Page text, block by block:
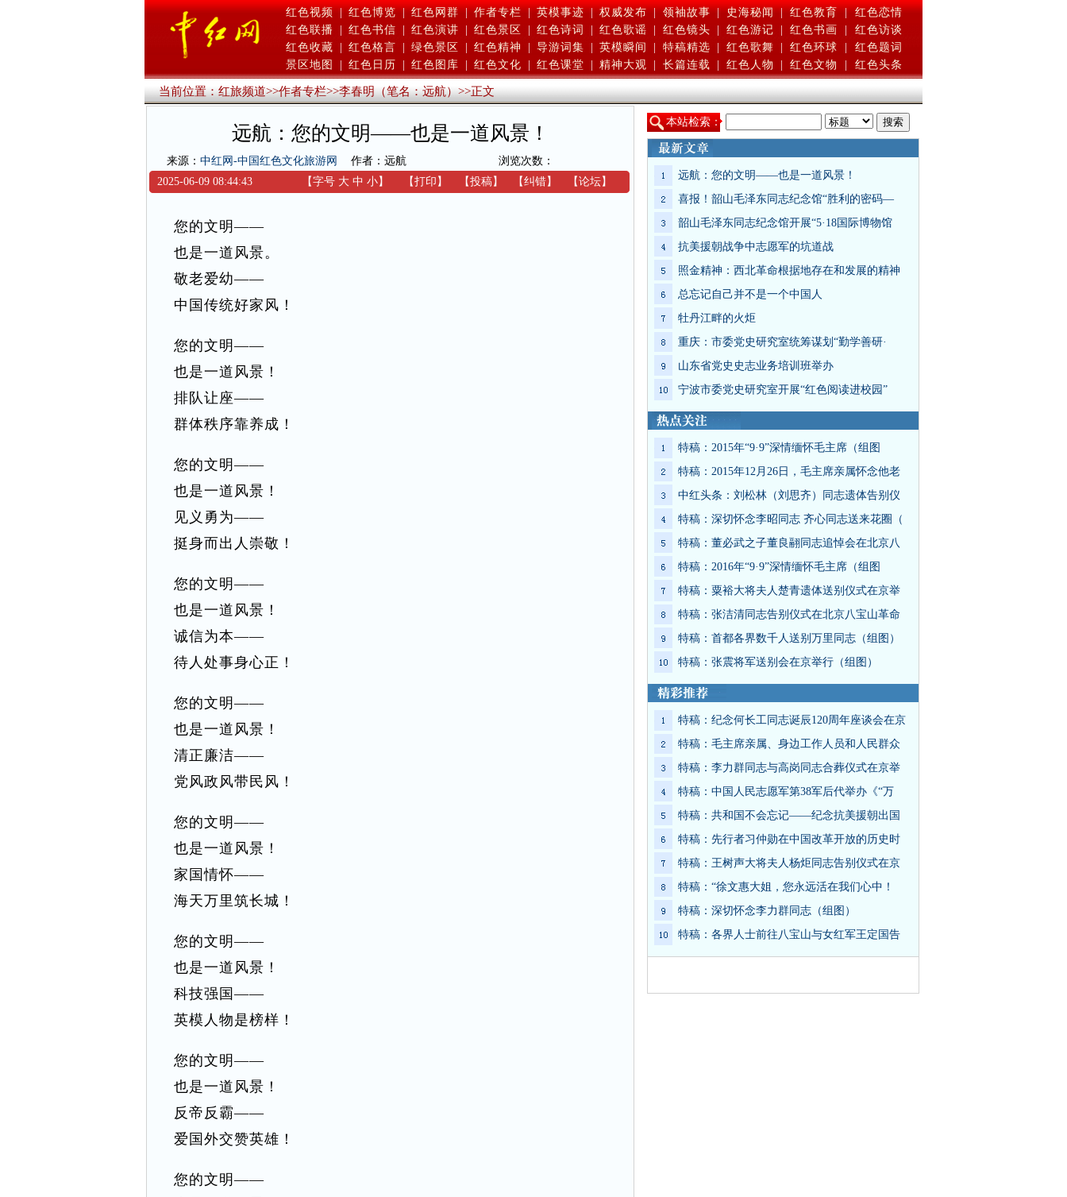
红色视频 | 红色博览 | 红色网群 | 作者专栏 | 英模事迹 | 权威发布 | 领袖故事 | 史海秘闻 | 红色教育 |
红色恋情
红色联播
红色书信 红色演讲 红色景区 红色诗词 红色歌谣 红色镜头 红色游记 红色书画
红色访谈
红色收藏
红色格言 绿色景区 红色精神 导游词集 英模瞬间 特稿精选 红色歌舞 红色环球
红色题词
景区地图
红色日历 红色图库 红色文化 红色课堂 精神大观 长篇连载 红色人物 红色文物 红色头条
当前位置：红旅频道>>作者专栏>>李春明（笔名：远航）>>正文
远航：您的文明——也是一道风景！
来源： 中红网-中国红色文化旅游网 作者：远航
浏览次数：
2025-06-09 08:44:43
【字号 大 中 小】 【打印 】 【投稿】 【纠错】 【论坛】
您的文明——
也是一道风景。
敬老爱幼——
中国传统好家风！
您的文明——
也是一道风景！
排队让座——
群体秩序靠养成！
您的文明——
也是一道风景！
见义勇为——
挺身而出人崇敬！
您的文明——
也是一道风景！
诚信为本——
待人处事身心正！
您的文明——
也是一道风景！
清正廉洁——
党风政风带民风！
您的文明——
也是一道风景！
家国情怀——
海天万里筑长城！
您的文明——
也是一道风景！
科技强国——
英模人物是榜样！
您的文明——
也是一道风景！
反帝反霸——
爱国外交赞英雄！
您的文明——
本站检索：
远航：您的文明——也是一道风景！
喜报！韶山毛泽东同志纪念馆“胜利的密码—
韶山毛泽东同志纪念馆开展“5·18国际博物馆
抗美援朝战争中志愿军的坑道战
照金精神：西北革命根据地存在和发展的精神
总忘记自己并不是一个中国人
牡丹江畔的火炬
重庆：市委党史研究室统筹谋划“勤学善研·
山东省党史史志业务培训班举办
宁波市委党史研究室开展“红色阅读进校园”
特稿：2015年“9·9”深情缅怀毛主席（组图
特稿：2015年12月26日，毛主席亲属怀念他老
中红头条：刘松林（刘思齐）同志遗体告别仪
特稿：深切怀念李昭同志 齐心同志送来花圈（
特稿：董必武之子董良翮同志追悼会在北京八
特稿：2016年“9·9”深情缅怀毛主席（组图
特稿：粟裕大将夫人楚青遗体送别仪式在京举
特稿：张洁清同志告别仪式在北京八宝山革命
特稿：首都各界数千人送别万里同志（组图）
特稿：张震将军送别会在京举行（组图）
特稿：纪念何长工同志诞辰120周年座谈会在京
特稿：毛主席亲属、身边工作人员和人民群众
特稿：李力群同志与高岗同志合葬仪式在京举
特稿：中国人民志愿军第38军后代举办《“万
特稿：共和国不会忘记——纪念抗美援朝出国
特稿：先行者习仲勋在中国改革开放的历史时
特稿：王树声大将夫人杨炬同志告别仪式在京
特稿：“徐文惠大姐，您永远活在我们心中！
特稿：深切怀念李力群同志（组图）
特稿：各界人士前往八宝山与女红军王定国告